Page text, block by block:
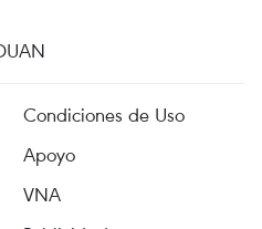
Condiciones de Uso
Apoyo
VNA